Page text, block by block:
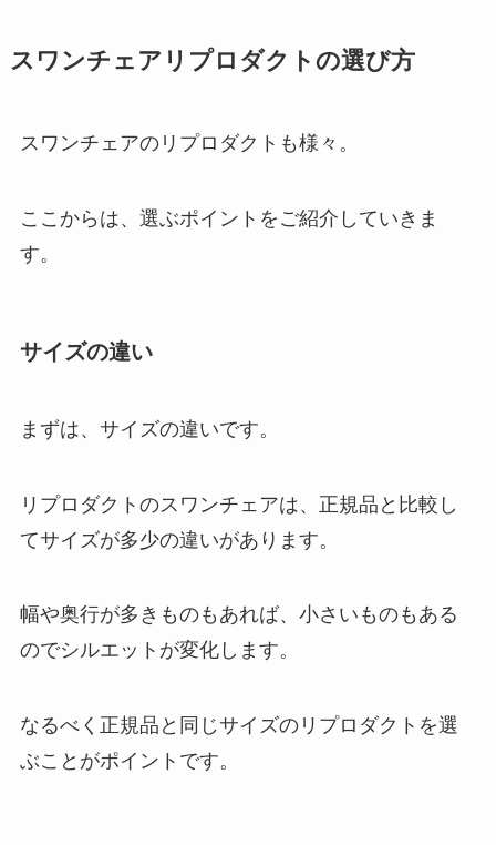
スワンチェアリプロダクトの選び方
スワンチェアのリプロダクトも様々。
ここからは、選ぶポイントをご紹介していきま
す。
サイズの違い
まずは、サイズの違いです。
リプロダクトのスワンチェアは、正規品と比較し
てサイズが多少の違いがあります。
幅や奥行が多きものもあれば、小さいものもある
のでシルエットが変化します。
なるべく正規品と同じサイズのリプロダクトを選
ぶことがポイントです。